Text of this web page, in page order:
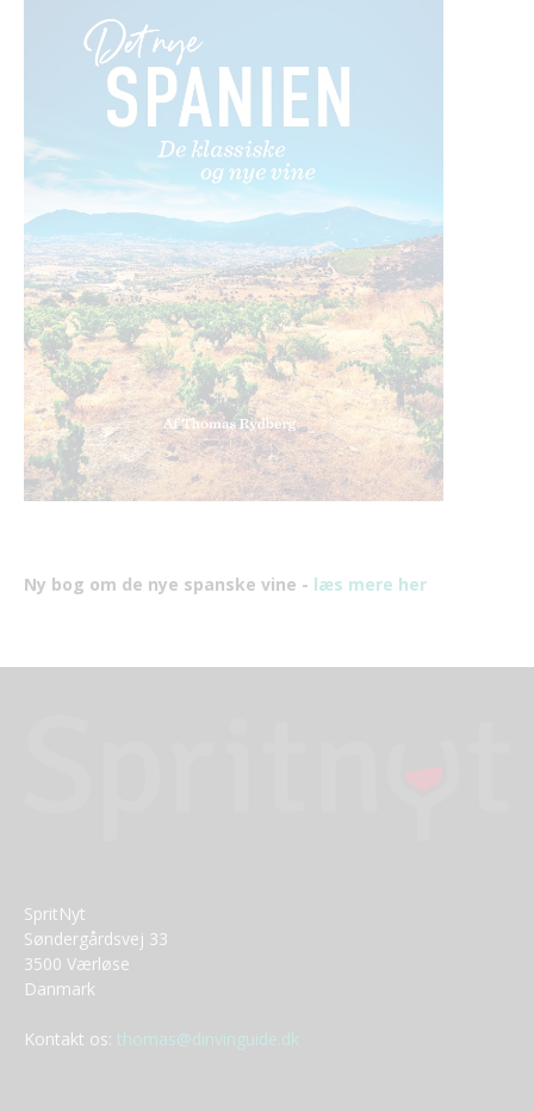
Ny bog om de nye spanske vine - læs mere her
SpritNyt
Søndergårdsvej 33
3500 Værløse
Danmark
Kontakt os: